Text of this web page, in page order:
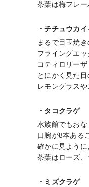
茶葉は梅フレー
・チチュウカ
まるで目玉焼
フライングエ
コティロリー
とにかく見た
レモングラス
・タコクラゲ
水族館でもおな
口腕が8本ある
確かに見ように
茶葉はローズ、
・ミズクラゲ